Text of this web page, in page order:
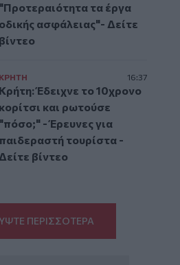
"Προτεραιότητα τα έργα
οδικής ασφάλειας"- Δείτε
βίντεο
ΚΡΗΤΗ 16:37
Κρήτη: Έδειχνε το 10χρονο
κορίτσι και ρωτούσε
"πόσο;" - Έρευνες για
παιδεραστή τουρίστα -
Δείτε βίντεο
ΠΕΡΙΣΣΟΤΕΡΑ